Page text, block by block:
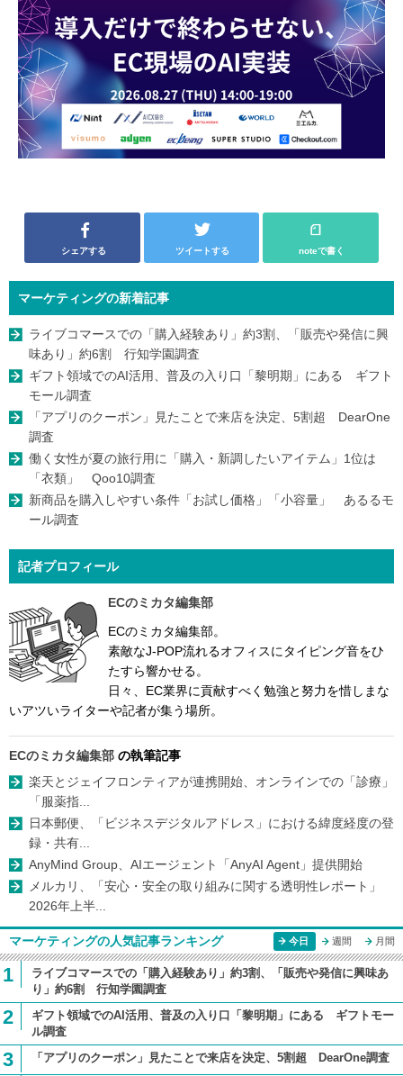
シェアする ツイートする noteで書く
マーケティングの新着記事
ライブコマースでの「購入経験あり」約3割、「販売や発信に興
味あり」約6割 行知学園調査
ギフト領域でのAI活用、普及の入り口「黎明期」にある ギフト
モール調査
「アプリのクーポン」見たことで来店を決定、5割超 DearOne
調査
働く女性が夏の旅行用に「購入・新調したいアイテム」1位は
「衣類」 Qoo10調査
新商品を購入しやすい条件「お試し価格」「小容量」 あるるモ
ール調査
記者プロフィール
ECのミカタ編集部
ECのミカタ編集部。
素敵なJ-POP流れるオフィスにタイピング音をひ
たすら響かせる。
日々、EC業界に貢献すべく勉強と努力を惜しまな
いアツいライターや記者が集う場所。
ECのミカタ編集部 の執筆記事
楽天とジェイフロンティアが連携開始、オンラインでの「診療」
「服薬指...
日本郵便、「ビジネスデジタルアドレス」における緯度経度の登
録・共有...
AnyMind Group、AIエージェント「AnyAI Agent」提供開始
メルカリ、「安心・安全の取り組みに関する透明性レポート」
2026年上半...
マーケティングの人気記事ランキング 今日 週間 月間
1
ライブコマースでの「購入経験あり」約3割、「販売や発信に興味あ
り」約6割 行知学園調査
2
ギフト領域でのAI活用、普及の入り口「黎明期」にある ギフトモー
ル調査
3 「アプリのクーポン」見たことで来店を決定、5割超 DearOne調査